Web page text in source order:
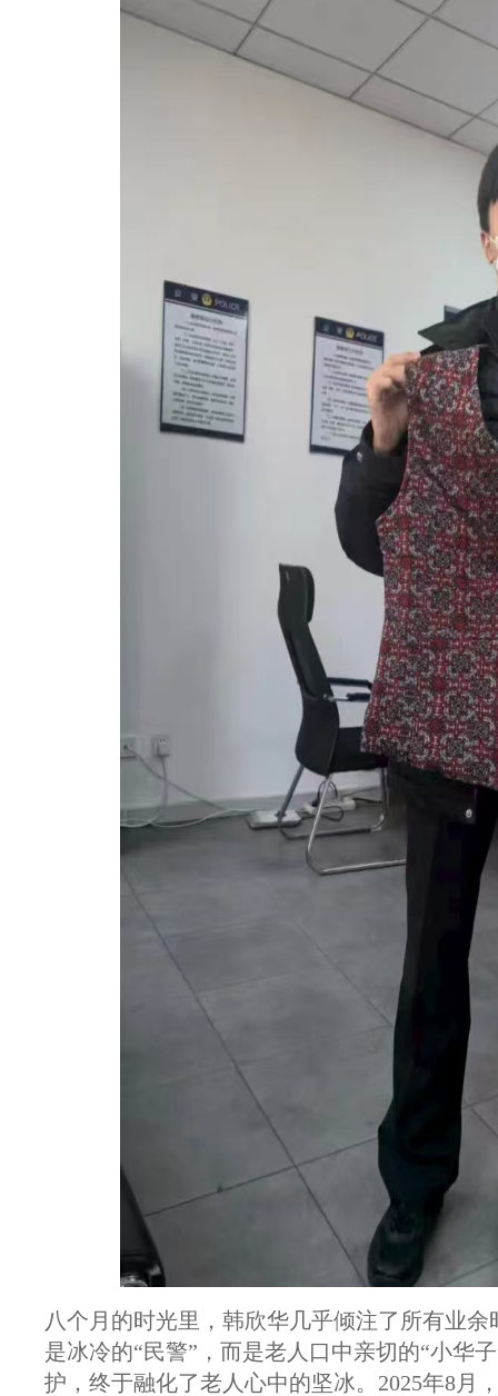
八个月的时光里，韩欣华几乎倾注了所有业
是冰冷的“民警”，而是老人口中亲切的“小华
护，终于融化了老人心中的坚冰。2025年8月